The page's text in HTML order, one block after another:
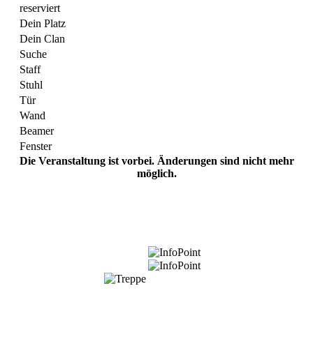
reserviert
Dein Platz
Dein Clan
Suche
Staff
Stuhl
Tür
Wand
Beamer
Fenster
Die Veranstaltung ist vorbei. Änderungen sind nicht mehr
möglich.